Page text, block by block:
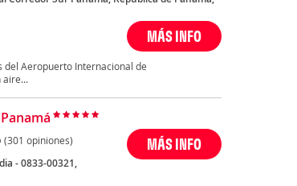
MÁS INFO
del Aeropuerto Internacional de
aire...
(301 opiniones)
- 0833-00321,
MÁS INFO